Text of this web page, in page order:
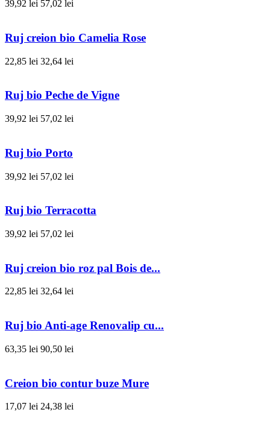
39,92 lei 57,02 lei
Ruj creion bio Camelia Rose
22,85 lei 32,64 lei
Ruj bio Peche de Vigne
39,92 lei 57,02 lei
Ruj bio Porto
39,92 lei 57,02 lei
Ruj bio Terracotta
39,92 lei 57,02 lei
Ruj creion bio roz pal Bois de...
22,85 lei 32,64 lei
Ruj bio Anti-age Renovalip cu...
63,35 lei 90,50 lei
Creion bio contur buze Mure
17,07 lei 24,38 lei